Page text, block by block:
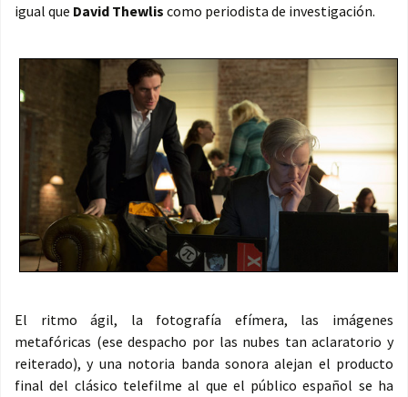
igual que David Thewlis como periodista de investigación.
El ritmo ágil, la fotografía efímera, las imágenes
metafóricas (ese despacho por las nubes tan aclaratorio y
reiterado), y una notoria banda sonora alejan el producto
final del clásico telefilme al que el público español se ha